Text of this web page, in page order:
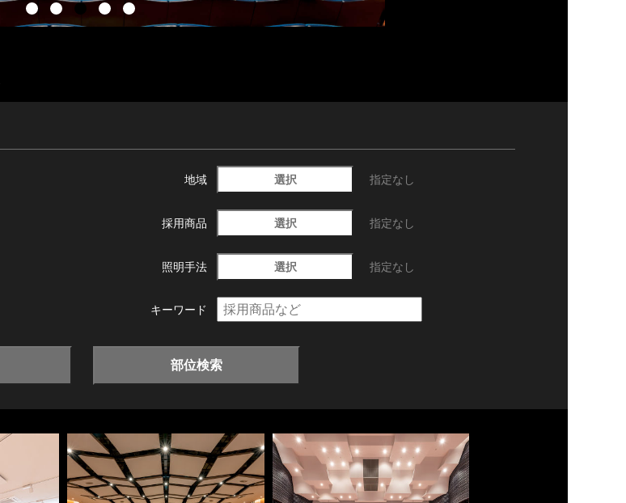
地域 選択 指定なし
採用商品 選択 指定なし
照明手法 選択 指定なし
キーワード
部位検索